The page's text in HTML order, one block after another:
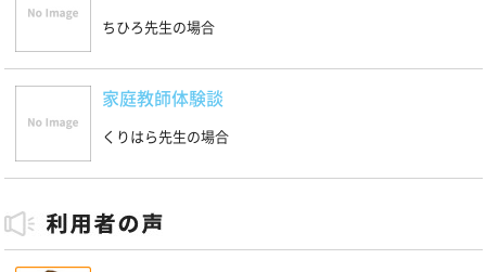
ちひろ先生の場合
家庭教師体験談
くりはら先生の場合